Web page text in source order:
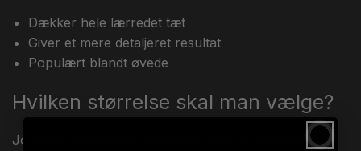
Dækker hele lærredet tæt
Giver et mere detaljeret resultat
Populært blandt øvede
Hvilken størrelse skal man vælge?
Jo større et diamond painting billede er, desto flere